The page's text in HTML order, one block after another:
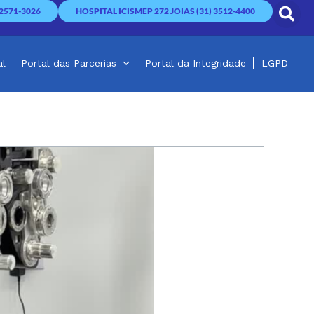
3026 HOSPITAL ICISMEP 272 JOIAS (31) 3512-4400
Portal das Parcerias Portal da Integridade LGPD